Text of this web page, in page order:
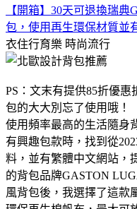
【開箱】30天可退換瑞典
包，使用再生環保材質並
衣住行育樂 時尚流行
PS：文末有提供85折優惠
包的大大別忘了使用哦！
使用頻率最高的生活隨身
有興趣包款時，找到從
料，並有繁體中文網站，
的背包品牌GASTON
風背包後，我選擇了這款